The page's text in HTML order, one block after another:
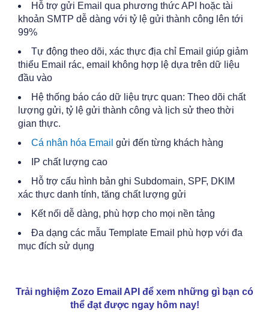
Hỗ trợ gửi Email qua phương thức API hoặc tài
khoản SMTP dễ dàng với tỷ lệ gửi thành công lên tới
99%
Tự động theo dõi, xác thực địa chỉ Email giúp giảm
thiểu Email rác, email không hợp lệ dựa trên dữ liệu
đầu vào
Hệ thống báo cáo dữ liệu trực quan: Theo dõi chất
lượng gửi, tỷ lệ gửi thành công và lịch sử theo thời
gian thực.
Cá nhân hóa Email gửi đến từng khách hàng
IP chất lượng cao
Hỗ trợ cấu hình bản ghi Subdomain, SPF, DKIM
xác thực danh tính, tăng chất lượng gửi
Kết nối dễ dàng, phù hợp cho mọi nền tảng
Đa dạng các mẫu Template Email phù hợp với đa
mục đích sử dụng
Trải nghiệm Zozo Email API để xem những gì bạn có
thể đạt được ngay hôm nay!